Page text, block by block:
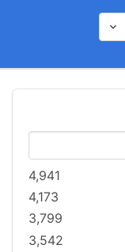
4,941
4,173
3,799
3,542